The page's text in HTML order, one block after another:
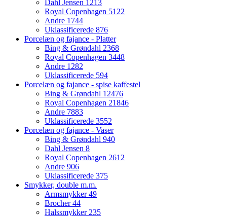
Dahl Jensen 1213
Royal Copenhagen 5122
Andre 1744
Uklassificerede 876
Porcelæn og fajance - Platter
Bing & Grøndahl 2368
Royal Copenhagen 3448
Andre 1282
Uklassificerede 594
Porcelæn og fajance - spise kaffestel
Bing & Grøndahl 12476
Royal Copenhagen 21846
Andre 7883
Uklassificerede 3552
Porcelæn og fajance - Vaser
Bing & Grøndahl 940
Dahl Jensen 8
Royal Copenhagen 2612
Andre 906
Uklassificerede 375
Smykker, double m.m.
Armsmykker49
Brocher44
Halssmykker 235